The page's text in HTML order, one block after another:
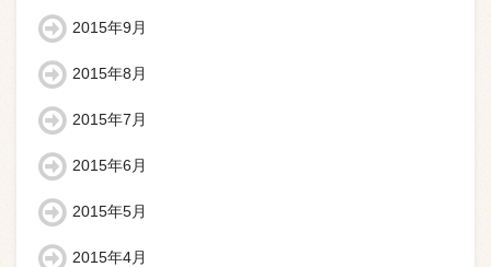
2015年9月
2015年8月
2015年7月
2015年6月
2015年5月
2015年4月